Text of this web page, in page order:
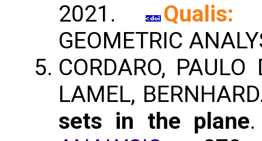
2021.
Qualis:
GEOMETRIC
CORDARO,
LAMEL,
sets in the plane